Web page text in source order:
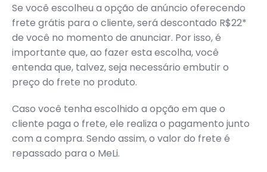
Se você escolheu a opção de anúncio oferecendo
frete grátis para o cliente, será descontado R$22*
de você no momento de anunciar. Por isso, é
importante que, ao fazer esta escolha, você
entenda que, talvez, seja necessário embutir o
preço do frete no produto.
Caso você tenha escolhido a opção em que o
cliente paga o frete, ele realiza o pagamento junto
com a compra. Sendo assim, o valor do frete é
repassado para o MeLi.